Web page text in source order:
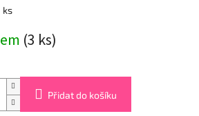
ks
(3 ks)
Přidat do košíku